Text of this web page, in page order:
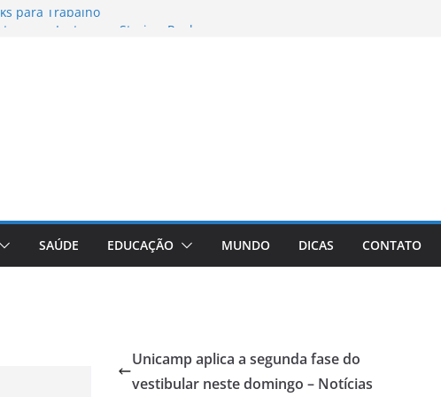
para Trabalho
de Fotos e Vídeos: A Chave para a
Comprehensive Review of the
Loss Pill
SAÚDE EDUCAÇÃO MUNDO DICAS CONTATO
Unicamp aplica a segunda fase do
vestibular neste domingo – Notícias